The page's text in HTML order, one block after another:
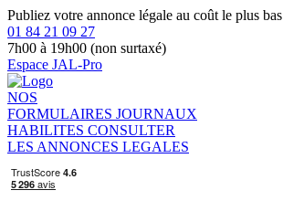
Publiez votre annonce légale au coût le plus bas
01 84 21 09 27
7h00 à 19h00 (non surtaxé)
Espace JAL-Pro
NOS
FORMULAIRES JOURNAUX
HABILITES CONSULTER
LES ANNONCES LEGALES